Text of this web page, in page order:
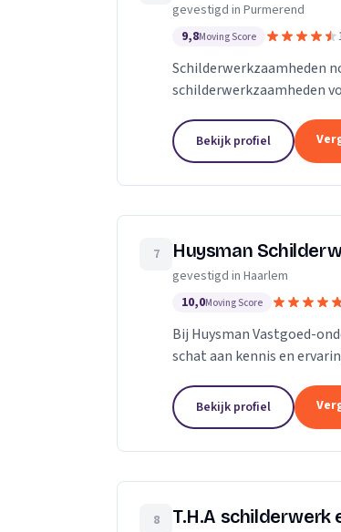
gevestigd in Purmerend
9,8Moving Score
Schilderwerkzaamheden
schilderwerkzaamheden
Bekijk profiel
7 Huysman
gevestigd in Haarlem
10,0Moving Score
Bij Huysman Vastgoed-
schat aan kennis en
Bekijk profiel
8 T.H.A